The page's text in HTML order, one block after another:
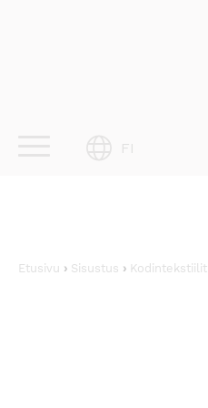
FI
Etusivu › Sisustus › Kodintekstiilit